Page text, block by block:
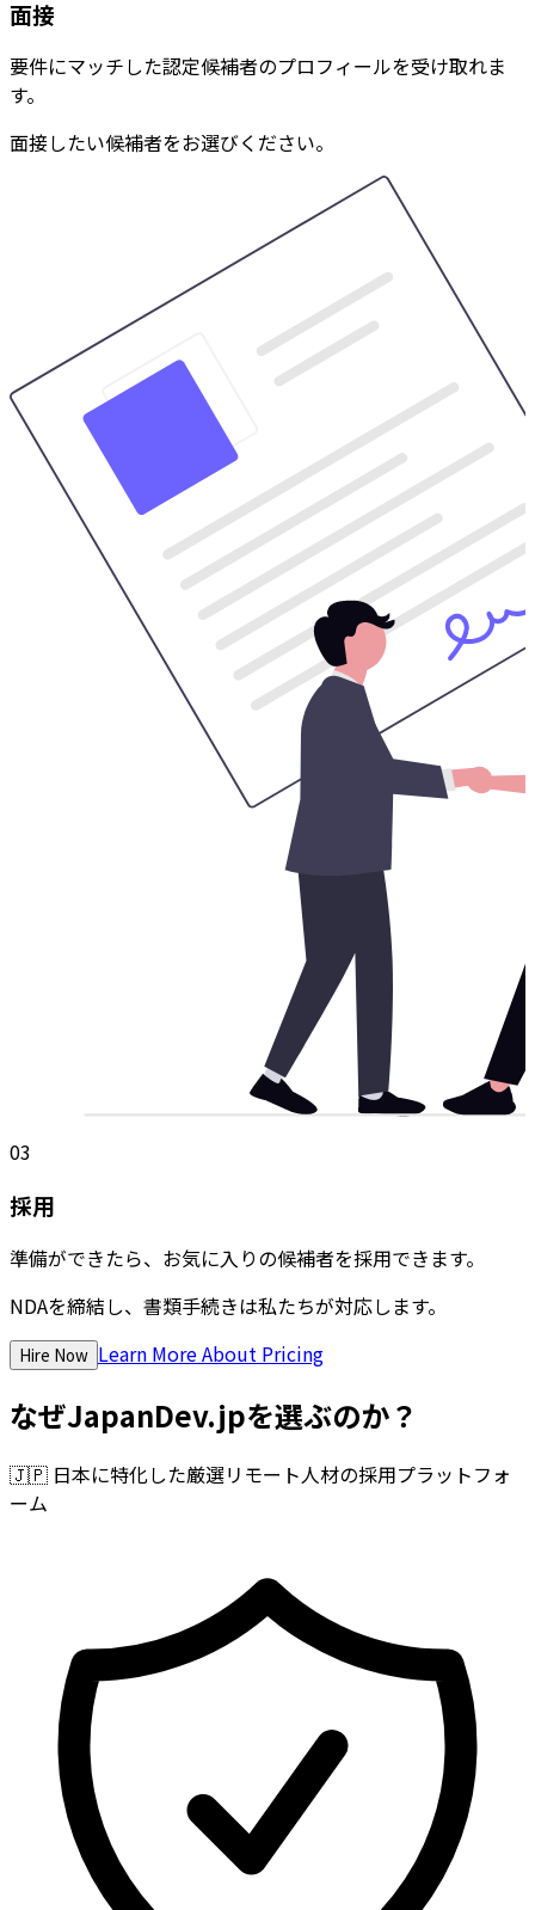
面接
要件にマッチした認定候補者のプロフィールを受け取れま
す。
面接したい候補者をお選びください。
03
採用
準備ができたら、お気に入りの候補者を採用できます。
NDAを締結し、書類手続きは私たちが対応します。
Hire Now Learn More About Pricing
なぜJapanDev.jpを選ぶのか？
🇯🇵 日本に特化した厳選リモート人材の採用プラットフォ
ーム